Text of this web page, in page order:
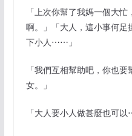
「上次你幫了我媽一個大
啊。」「大人，這小事何足
下小人⋯⋯」
「我們互相幫助吧，你也
女。」
「大人要小人做甚麼也可